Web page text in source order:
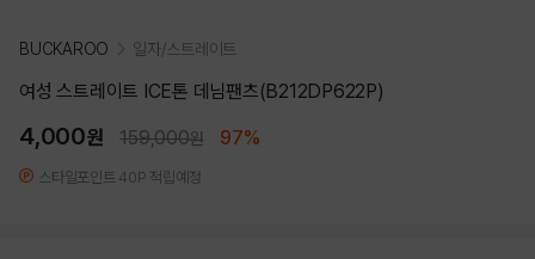
BUCKAROO 일자/스트레이트
여성 스트레이트 ICE톤 데님팬츠(B212DP622P)
4,000원 159,000원 97%
스타일포인트 40P 적립예정